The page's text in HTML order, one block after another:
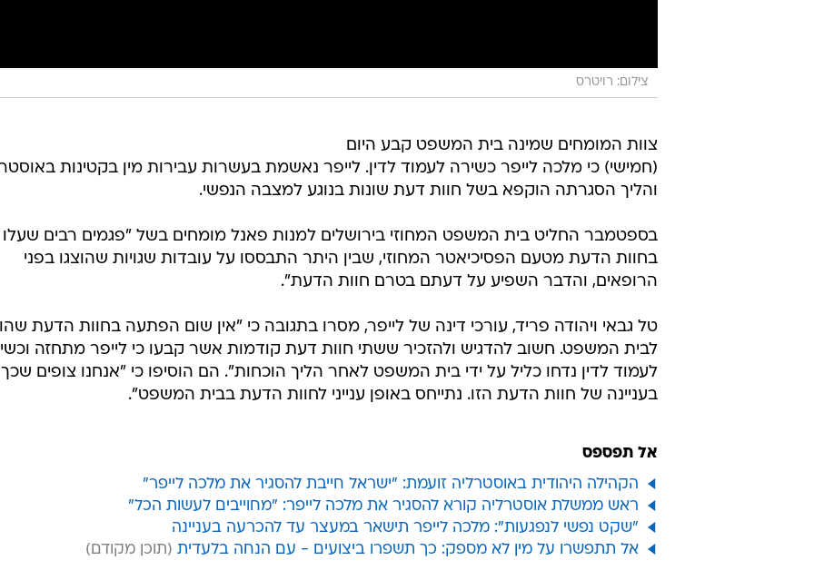
צילום: רויטרס
צוות המומחים שמינה בית המשפט קבע היום
(חמישי) כי מלכה לייפר כשירה לעמוד לדין. לייפר נאשמת בעשרות עבירות מין בקטינות
והליך הסגרתה הוקפא בשל חוות דעת שונות בנוגע למצבה הנפשי.
בספטמבר החליט בית המשפט המחוזי בירושלים למנות פאנל מומחים בשל "פגמים רבים שעלו
בחוות הדעת מטעם הפסיכיאטר המחוזי, שבין היתר התבססו על עובדות שגויות שהוצגו בפני
הרופאים, והדבר השפיע על דעתם בטרם חוות הדעת".
טל גבאי ויהודה פריד, עורכי דינה של לייפר, מסרו בתגובה כי "אין שום הפתעה בחוות הדעת
לבית המשפט. חשוב להדגיש ולהזכיר ששתי חוות דעת קודמות אשר קבעו כי לייפר מתחזה
לעמוד לדין נדחו כליל על ידי בית המשפט לאחר הליך הוכחות". הם הוסיפו כי "אנחנו צופים שכך
בעניינה של חוות הדעת הזו. נתייחס באופן ענייני לחוות הדעת בבית המשפט".
אל תפספס
הקהילה היהודית באוסטרליה זועמת: "ישראל חייבת להסגיר את מלכה לייפר"
ראש ממשלת אוסטרליה קורא להסגיר את מלכה לייפר: "מחוייבים לעשות הכל"
"שקט נפשי לנפגעות": מלכה לייפר תישאר במעצר עד להכרעה בעניינה
אל תתפשרו על מין לא מספק: כך תשפרו ביצועים - עם הנחה בלעדית